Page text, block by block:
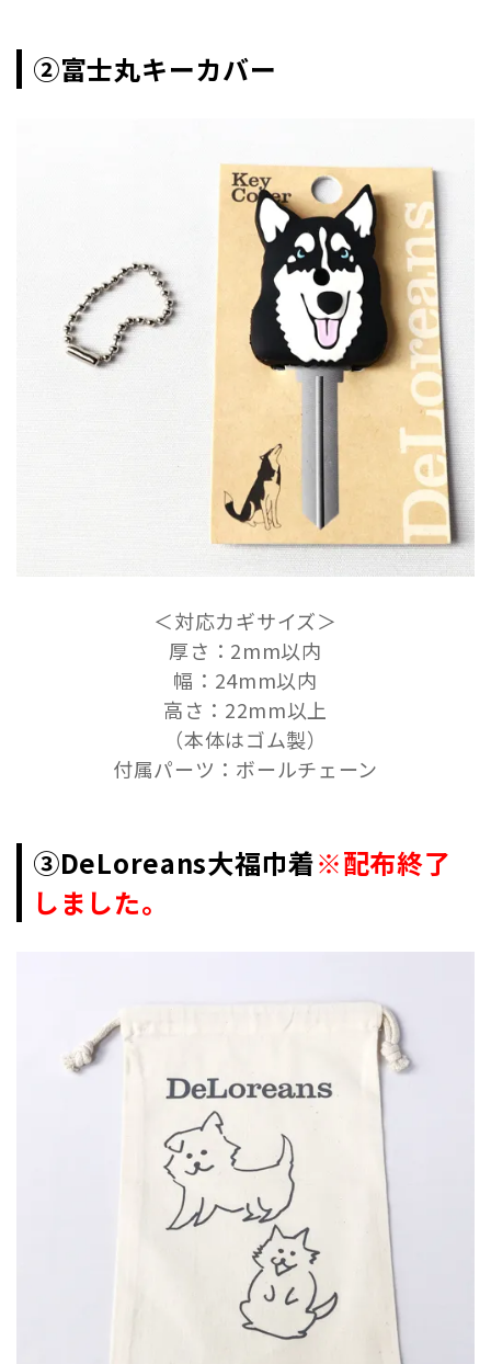
②富士丸キーカバー
＜対応カギサイズ＞
厚さ：2mm以内
幅：24mm以内
高さ：22mm以上
（本体はゴム製）
付属パーツ：ボールチェーン
③DeLoreans大福巾着※配布終了
しました。